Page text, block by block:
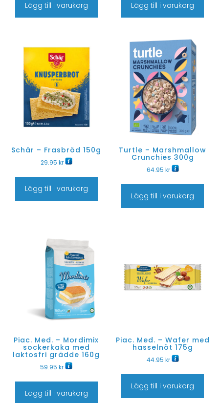
Lägg till i varukorg Lägg till i varukorg
Schär – Frasbröd 150g
29.95 kr
Lägg till i varukorg
Turtle – Marshmallow
Crunchies 300g
64.95 kr
Lägg till i varukorg
Piac. Med. – Mordimix
sockerkaka med
laktosfri grädde 160g
59.95kr
Lägg till i varukorg
Piac. Med. – Wafer med
hasselnöt 175g
44.95 kr
Lägg till i varukorg